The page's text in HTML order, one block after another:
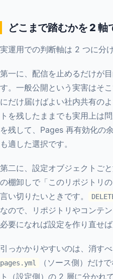
どこまで踏むかを 2 軸
実運用での判断軸は 2 つに分
第一に、配信を止めるだけが
す。一般公開という実害はそ
にだけ届けばよい社内共有の
トを残したままでも実用上は
を残して、Pages 再有効化の
も適した選択です。
第二に、設定オブジェクトご
の棚卸しで「このリポジトリ
言い切りたいときです。
なので、リポジトリやコンテ
必要になれば設定を作り直せば
引っかかりやすいのは、消す
pages.yml
（ソース側）だけ
ト（設定側）の 2 層に分かれ